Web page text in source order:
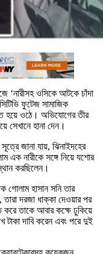
‘নারীসহ ওসিকে আটকে চাঁদা
ফুটেজ সামাজিক
হয়ে ওঠে। অভিযোগের তীর
সেখানে হানা দেন।
জানা যায়, ঝিনাইদহের
এক নারীকে সঙ্গে নিয়ে যশোর
করছিলেন।
গোলাম হাসান সনি তার
তারা দরজা ধাক্কা দেওয়ার পর
তাকে আবার কক্ষে ঢুকিয়ে
টাকা দাবি করেন এবং পরে দুই